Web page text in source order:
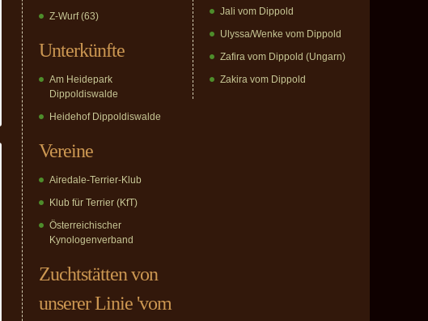
Z-Wurf(63)
Unterkünfte
Am Heidepark
Dippoldiswalde
Heidehof Dippoldiswalde
Vereine
Airedale-Terrier-Klub
Klub für Terrier (KfT)
Österreichischer
Kynologenverband
Zuchtstätten von
unserer Linie 'vom
Jali vom Dippold
Ulyssa/Wenke vom Dippold
Zafira vom Dippold (Ungarn)
Zakira vom Dippold